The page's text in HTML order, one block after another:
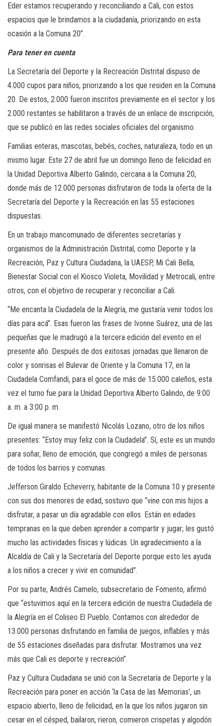
Eder estamos recuperando y reconciliando a Cali, con estos
espacios que le brindamos a la ciudadanía, priorizando en esta
ocasión a la Comuna 20”.
Para tener en cuenta
La Secretaría del Deporte y la Recreación Distrital dispuso de
4.000 cupos para niños, priorizando a los que residen en la Comuna
20. De estos, 2.000 fueron inscritos previamente en el sector y los
2.000 restantes se habilitaron a través de un enlace de inscripción,
que se publicó en las redes sociales oficiales del organismo.
Familias enteras, mascotas, bebés, coches, naturaleza, todo en un
mismo lugar. Este 27 de abril fue un domingo lleno de felicidad en
la Unidad Deportiva Alberto Galindo, cercana a la Comuna 20,
donde más de 12.000 personas disfrutaron de toda la oferta de la
Secretaría del Deporte y la Recreación en las 55 estaciones
dispuestas.
En un trabajo mancomunado de diferentes secretarías y
organismos de la Administración Distrital, como Deporte y la
Recreación, Paz y Cultura Ciudadana, la UAESP, Mi Cali Bella,
Bienestar Social con el Kiosco Violeta, Movilidad y Metrocali, entre
otros, con el objetivo de recuperar y reconciliar a Cali.
“Me encanta la Ciudadela de la Alegría, me gustaría venir todos los
días para acá”. Esas fueron las frases de Ivonne Suárez, una de las
pequeñas que le madrugó a la tercera edición del evento en el
presente año. Después de dos exitosas jornadas que llenaron de
color y sonrisas el Bulevar de Oriente y la Comuna 17, en la
Ciudadela Comfandi, para el goce de más de 15.000 caleños, esta
vez el turno fue para la Unidad Deportiva Alberto Galindo, de 9:00
a. m. a 3:00 p. m.
De igual manera se manifestó Nicolás Lozano, otro de los niños
presentes: “Estoy muy feliz con la Ciudadela”. Sí, este es un mundo
para soñar, lleno de emoción, que congregó a miles de personas
de todos los barrios y comunas.
Jefferson Giraldo Echeverry, habitante de la Comuna 10 y presente
con sus dos menores de edad, sostuvo que “vine con mis hijos a
disfrutar, a pasar un día agradable con ellos. Están en edades
tempranas en la que deben aprender a compartir y jugar; les gustó
mucho las actividades físicas y lúdicas. Un agradecimiento a la
Alcaldía de Cali y la Secretaría del Deporte porque esto les ayuda
a los niños a crecer y vivir en comunidad”.
Por su parte, Andrés Camelo, subsecretario de Fomento, afirmó
que “estuvimos aquí en la tercera edición de nuestra Ciudadela de
la Alegría en el Coliseo El Pueblo. Contamos con alrededor de
13.000 personas disfrutando en familia de juegos, inflables y más
de 55 estaciones diseñadas para disfrutar. Mostramos una vez
más que Cali es deporte y recreación”.
Paz y Cultura Ciudadana se unió con la Secretaría de Deporte y la
Recreación para poner en acción ‘la Casa de las Memorias’, un
espacio abierto, lleno de felicidad, en la que los niños jugaron sin
cesar en el césped, bailaron, rieron, comieron crispetas y algodón